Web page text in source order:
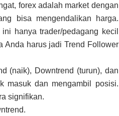
forex adalah market dengan
bisa mengendalikan harga.
hanya trader/pedagang kecil
Anda harus jadi Trend Follower
(naik), Downtrend (turun), dan
masuk dan mengambil posisi.
signifikan.